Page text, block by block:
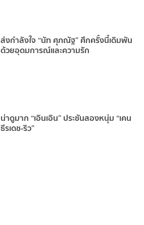
ส่งกำลังใจ “นัท ศุภณัฐ” ศึกครั้งนี้เดิมพัน
ด้วยอุดมการณ์และความรัก
น่าดูมาก “เอินเอิน” ประชันสองหนุ่ม “เคน
ธีรเดช-ริว”